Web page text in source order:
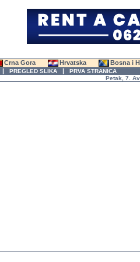
Crna Gora Hrvatska Bosna i
| PREGLED SLIKA | PRVA STRANICA
Petak, 7.